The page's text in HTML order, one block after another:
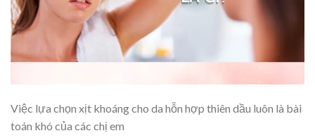
Việc lựa chọn xịt khoáng cho da hỗn hợp thiên dầu luôn là bài
toán khó của các chị em